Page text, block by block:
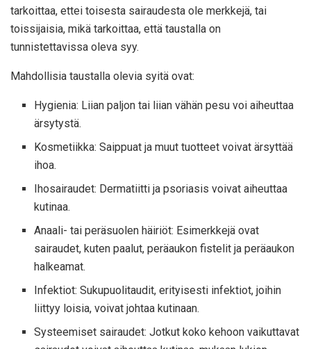
tarkoittaa, ettei toisesta sairaudesta ole merkkejä, tai
toissijaisia, mikä tarkoittaa, että taustalla on
tunnistettavissa oleva syy.
Mahdollisia taustalla olevia syitä ovat:
Hygienia: Liian paljon tai liian vähän pesu voi aiheuttaa
ärsytystä.
Kosmetiikka: Saippuat ja muut tuotteet voivat ärsyttää
ihoa.
Ihosairaudet: Dermatiitti ja psoriasis voivat aiheuttaa
kutinaa.
Anaali- tai peräsuolen häiriöt: Esimerkkejä ovat
sairaudet, kuten paalut, peräaukon fistelit ja peräaukon
halkeamat.
Infektiot: Sukupuolitaudit, erityisesti infektiot, joihin
liittyy loisia, voivat johtaa kutinaan.
Systeemiset sairaudet: Jotkut koko kehoon vaikuttavat